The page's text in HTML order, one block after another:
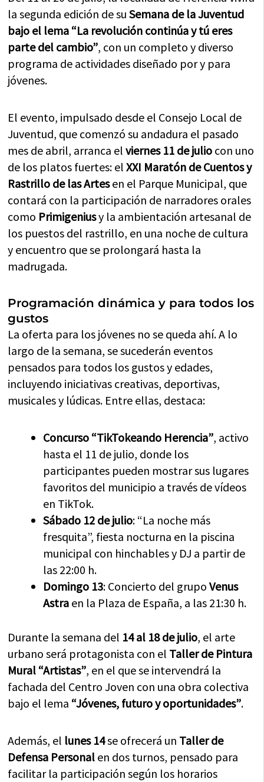
la segunda edición de su Semana de la Juventud
bajo el lema “La revolución continúa y tú eres
parte del cambio”, con un completo y diverso
programa de actividades diseñado por y para
jóvenes.
El evento, impulsado desde el Consejo Local de
Juventud, que comenzó su andadura el pasado
mes de abril, arranca elviernes 11 de julio con uno
de los platos fuertes: elXXI Maratón de Cuentos y
Rastrillo de las Artesen el Parque Municipal, que
contará con la participación de narradores orales
como Primigeniusy la ambientación artesanal de
los puestos del rastrillo, en una noche de cultura
y encuentro que se prolongará hasta la
madrugada.
Programación dinámica y para todos los
gustos
La oferta para los jóvenes no se queda ahí. A lo
largo de la semana, se sucederán eventos
pensados para todos los gustos y edades,
incluyendo iniciativas creativas, deportivas,
musicales y lúdicas. Entre ellas, destaca:
Concurso “TikTokeando Herencia”, activo
hasta el 11 de julio, donde los
participantes pueden mostrar sus lugares
favoritos del municipio a través de vídeos
en TikTok.
Sábado 12 de julio: “La noche más
fresquita”, fiesta nocturna en la piscina
municipal con hinchables y DJ a partir de
las 22:00 h.
Domingo 13: Concierto del grupoVenus
Astra en la Plaza de España, a las 21:30 h.
Durante la semana del 14 al 18 de julio, el arte
urbano será protagonista con el Taller de Pintura
Mural “Artistas”, en el que se intervendrá la
fachada del Centro Joven con una obra colectiva
bajo el lema “Jóvenes, futuro y oportunidades”.
Además, el lunes 14se ofrecerá un Taller de
Defensa Personal en dos turnos, pensado para
facilitar la participación según los horarios